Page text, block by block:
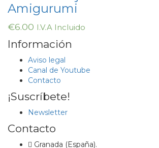
Amigurumi
€6.00 I.V.A Incluido
Información
Aviso legal
Canal de Youtube
Contacto
¡Suscríbete!
Newsletter
Contacto
Granada (España).